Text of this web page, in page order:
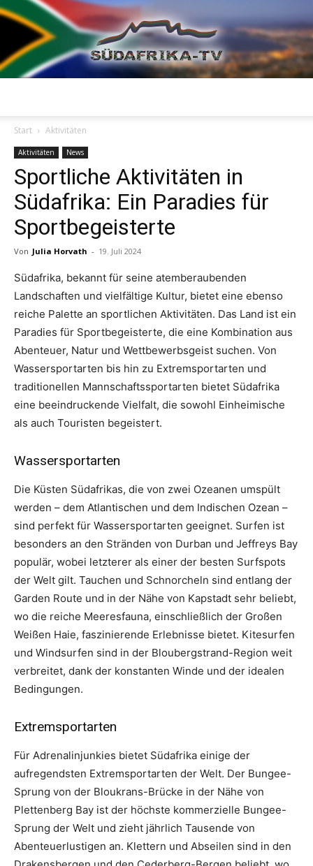
TV
Start Aktivitäten
Aktivitäten News
Sportliche Aktivitäten in
Südafrika: Ein Paradies für
Sportbegeisterte
Von Julia Horvath - 19. Juli 2024
Südafrika, bekannt für seine atemberaubenden
Landschaften und vielfältige Kultur, bietet eine ebenso
reiche Palette an sportlichen Aktivitäten. Das Land ist ein
Paradies für Sportbegeisterte, die eine Kombination aus
Abenteuer, Natur und Wettbewerbsgeist suchen. Von
Wassersportarten bis hin zu Extremsportarten und
traditionellen Mannschaftssportarten bietet Südafrika
eine beeindruckende Vielfalt, die sowohl Einheimische
als auch Touristen begeistert.
Wassersportarten
Die Küsten Südafrikas, die von zwei Ozeanen umspült
werden – dem Atlantischen und dem Indischen Ozean –
sind perfekt für Wassersportarten geeignet. Surfen ist
besonders an den Stränden von Durban und Jeffreys Bay
populär, wobei letzterer als einer der besten Surfspots
der Welt gilt. Tauchen und Schnorcheln sind entlang der
Garden Route und in der Nähe von Kapstadt sehr beliebt,
wo die reiche Meeresfauna, einschließlich der Großen
Weißen Haie, faszinierende Erlebnisse bietet. Kitesurfen
und Windsurfen sind in der Bloubergstrand-Region weit
verbreitet, dank der konstanten Winde und der idealen
Bedingungen.
Extremsportarten
Für Adrenalinjunkies bietet Südafrika einige der
aufregendsten Extremsportarten der Welt. Der Bungee-
Sprung von der Bloukrans-Brücke in der Nähe von
Plettenberg Bay ist der höchste kommerzielle Bungee-
Sprung der Welt und zieht jährlich Tausende von
Abenteuerlustigen an. Klettern und Abseilen sind in den